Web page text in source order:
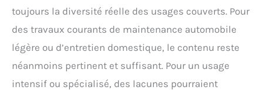
toujours la diversité réelle des usages couverts. Pour
des travaux courants de maintenance automobile
légère ou d’entretien domestique, le contenu reste
néanmoins pertinent et suffisant. Pour un usage
intensif ou spécialisé, des lacunes pourraient